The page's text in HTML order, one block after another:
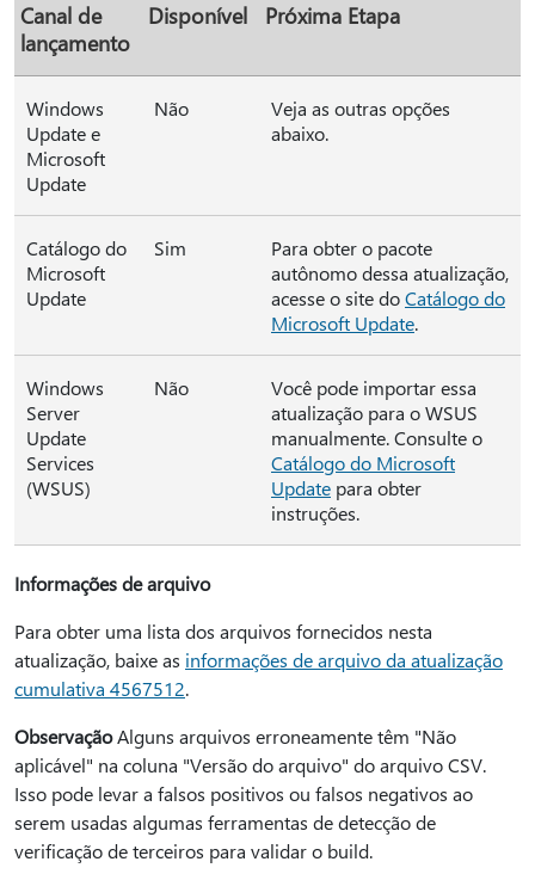
Canal de
lançamento
Disponível Próxima Etapa
Windows
Update e
Microsoft
Update
Não
Veja as outras opções
abaixo.
Catálogo do
Microsoft
Update
Sim
Para obter o pacote
autônomo dessa atualização,
acesse o site doCatálogo do
Microsoft Update.
Windows
Server
Update
Services
(WSUS)
Não
Você pode importar essa
atualização para o WSUS
manualmente. Consulte o
Catálogo do Microsoft
Update para obter
instruções.
Informações de arquivo
Para obter uma lista dos arquivos fornecidos nesta
atualização, baixe as informações de arquivo da atualização
cumulativa 4567512.
ObservaçãoAlguns arquivos erroneamente têm "Não
aplicável" na coluna "Versão do arquivo" do arquivo CSV.
Isso pode levar a falsos positivos ou falsos negativos ao
serem usadas algumas ferramentas de detecção de
verificação de terceiros para validar o build.